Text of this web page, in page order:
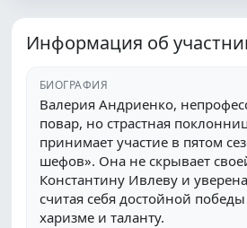
Информация об
БИОГРАФИЯ
Валерия Андриенко,
повар, но страстная
принимает участие в пятом
шефов». Она не скрывает
Константину Ивлеву и
считая себя достойной
харизме и таланту.